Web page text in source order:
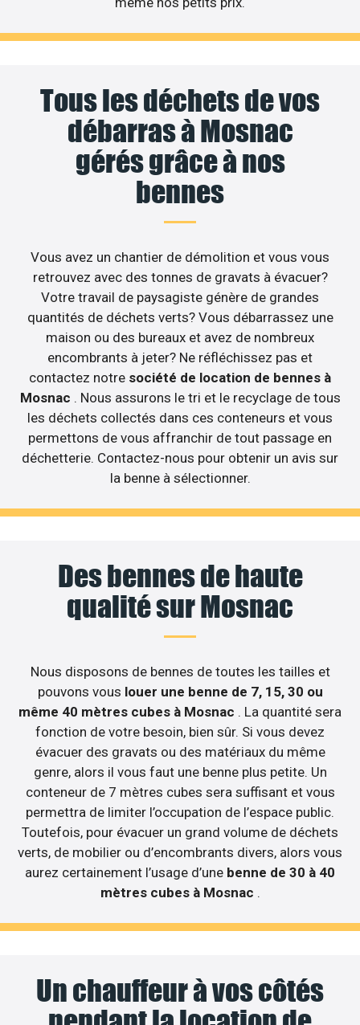
Tous les déchets de vos
débarras à Mosnac
gérés grâce à nos
bennes
Vous avez un chantier de démolition et vous vous
retrouvez avec des tonnes de gravats à évacuer?
Votre travail de paysagiste génère de grandes
quantités de déchets verts? Vous débarrassez une
maison ou des bureaux et avez de nombreux
encombrants à jeter? Ne réfléchissez pas et
contactez notre société de location de bennes à
Mosnac . Nous assurons le tri et le recyclage de tous
les déchets collectés dans ces conteneurs et vous
permettons de vous affranchir de tout passage en
déchetterie. Contactez-nous pour obtenir un avis sur
la benne à sélectionner.
Des bennes de haute
qualité sur Mosnac
Nous disposons de bennes de toutes les tailles et
pouvons vous louer une benne de 7, 15, 30 ou
même 40 mètres cubes à Mosnac . La quantité sera
fonction de votre besoin, bien sûr. Si vous devez
évacuer des gravats ou des matériaux du même
genre, alors il vous faut une benne plus petite. Un
conteneur de 7 mètres cubes sera suffisant et vous
permettra de limiter l’occupation de l’espace public.
Toutefois, pour évacuer un grand volume de déchets
verts, de mobilier ou d’encombrants divers, alors vous
aurez certainement l’usage d’une benne de 30 à 40
mètres cubes à Mosnac .
Un chauffeur à vos côtés